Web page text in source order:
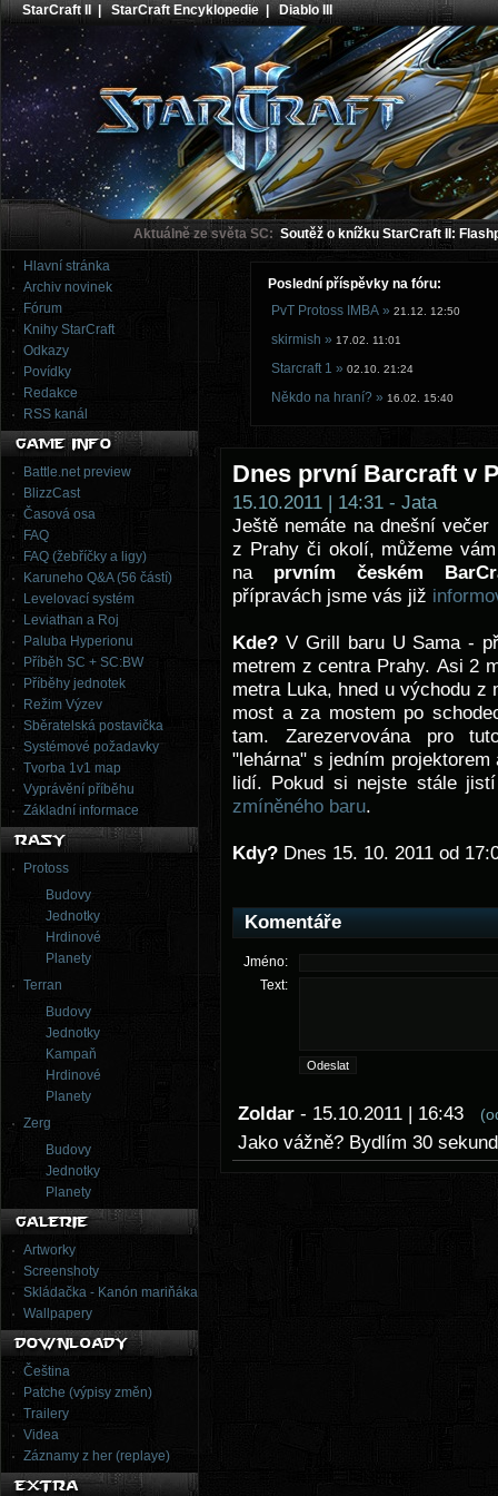
StarCraft II |StarCraft Encyklopedie|Diablo III
Aktuálně ze světa SC: Soutěž o knížku StarCraft II:
Hlavní stránka
Archiv novinek
Fórum
Knihy StarCraft
Odkazy
Povídky
Redakce
RSS kanál
Battle.net preview
BlizzCast
Časová osa
FAQ
FAQ (žebříčky a ligy)
Karuneho Q&A (56 částí)
Levelovací systém
Leviathan a Roj
Paluba Hyperionu
Příběh SC + SC:BW
Příběhy jednotek
Režim Výzev
Sběratelská postavička
Systémové požadavky
Tvorba 1v1 map
Vyprávění příběhu
Základní informace
Protoss
Budovy
Jednotky
Hrdinové
Planety
Terran
Budovy
Jednotky
Kampaň
Hrdinové
Planety
Zerg
Budovy
Jednotky
Planety
Artworky
Screenshoty
Skládačka - Kanón mariňáka
Wallpapery
Čeština
Patche (výpisy změn)
Trailery
Videa
Záznamy z her (replaye)
Poslední příspěvky na fóru:
PvT Protoss IMBA » 21.12. 12:50
skirmish » 17.02. 11:01
Starcraft 1 » 02.10. 21:24
Někdo na hraní? » 16.02. 15:40
Dnes první Barcraft v
15.10.2011 | 14:31 - Jata
Ještě nemáte na dnešní večer
z Prahy či okolí, můžeme
na prvním českém
přípravách jsme vás již
Kde? V Grill baru U Sama -
metrem z centra Prahy. Asi 2
metra Luka, hned u východu z
most a za mostem po
tam. Zarezervována pro
"lehárna" s jedním
lidí. Pokud si nejste stále
zmíněného baru.
Kdy? Dnes 15. 10. 2011 od
Komentáře
Jméno:
Text:
Zoldar - 15.10.2011 | 16:43
Jako vážně? Bydlím 30